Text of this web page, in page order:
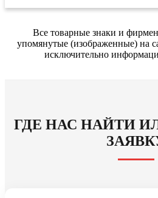
Все товарные знаки и
упомянутые (изображенные) на
исключительно
ГДЕ НАС НАЙТИ